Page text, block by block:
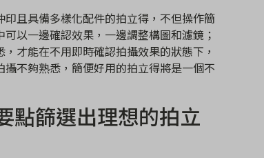
且具備多樣化配件的拍立得，不但操作簡
以一邊確認效果，一邊調整構圖和濾鏡；
才能在不用即時確認拍攝效果的狀態下，
不夠熟悉，簡便好用的拍立得將是一個不
點篩選出理想的拍立